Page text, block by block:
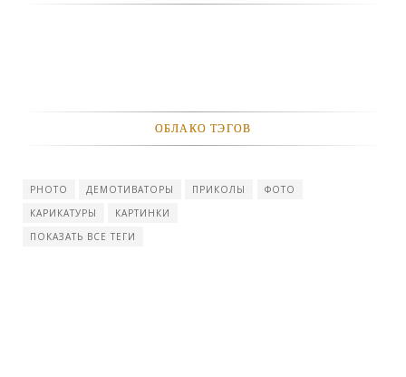
ОБЛАКО ТЭГОВ
PHOTO ДЕМОТИВАТОРЫ ПРИКОЛЫ
ФОТО
КАРИКАТУРЫ
КАРТИНКИ
ПОКАЗАТЬ ВСЕ ТЕГИ